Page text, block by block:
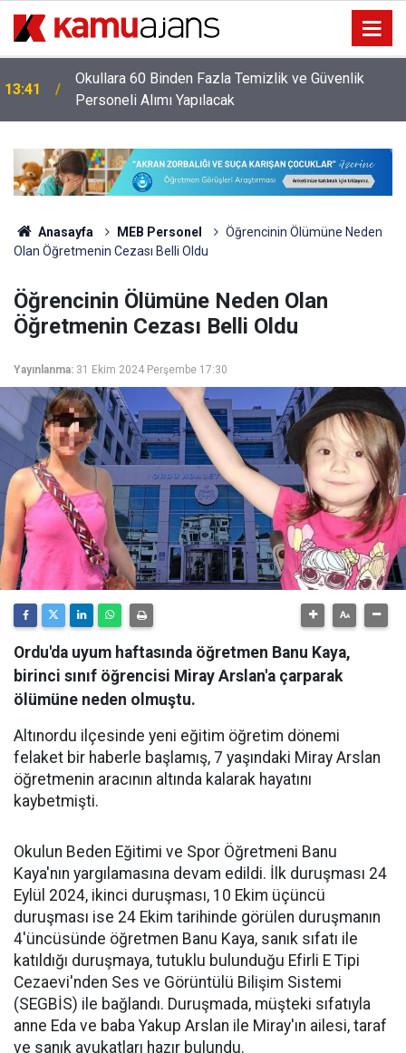
13:41
Okullara 60 Binden Fazla Temizlik ve Güvenlik
Personeli Alımı Yapılacak
Anasayfa MEB Personel
Öğrencinin Ölümüne Neden
Olan Öğretmenin Cezası Belli Oldu
Öğrencinin Ölümüne Neden Olan
Öğretmenin Cezası Belli Oldu
Yayınlanma: 31 Ekim 2024 Perşembe 17:30
Ordu'da uyum haftasında öğretmen Banu Kaya,
birinci sınıf öğrencisi Miray Arslan'a çarparak
ölümüne neden olmuştu.
Altınordu ilçesinde yeni eğitim öğretim dönemi
felaket bir haberle başlamış, 7 yaşındaki Miray Arslan
öğretmenin aracının altında kalarak hayatını
kaybetmişti.
Okulun Beden Eğitimi ve Spor Öğretmeni Banu
Kaya'nın yargılamasına devam edildi. İlk duruşması 24
Eylül 2024, ikinci duruşması, 10 Ekim üçüncü
duruşması ise 24 Ekim tarihinde görülen duruşmanın
4'üncüsünde öğretmen Banu Kaya, sanık sıfatı ile
katıldığı duruşmaya, tutuklu bulunduğu Efirli E Tipi
Cezaevi'nden Ses ve Görüntülü Bilişim Sistemi
(SEGBİS) ile bağlandı. Duruşmada, müşteki sıfatıyla
anne Eda ve baba Yakup Arslan ile Miray'ın ailesi, taraf
ve sanık avukatları hazır bulundu.